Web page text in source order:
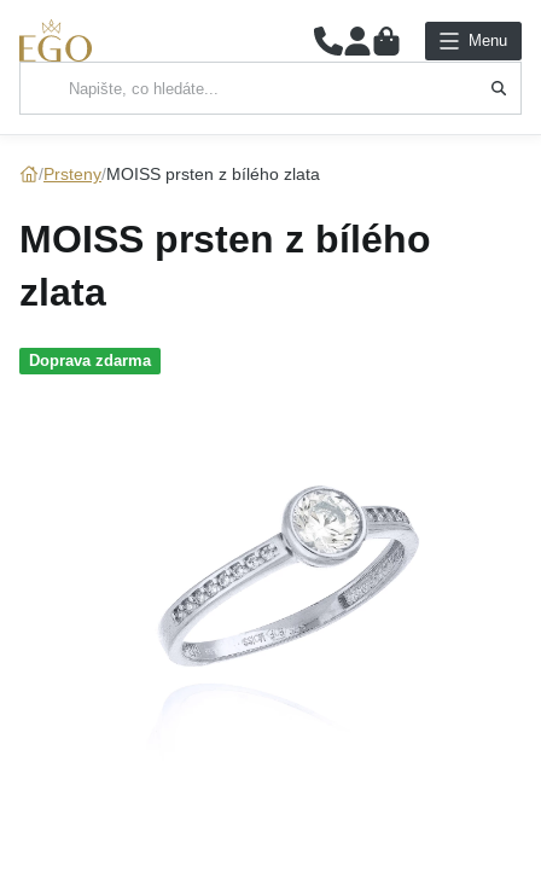
0 Menu
Hlavní kategorie
Prsteny MOISS prsten z bílého zlata
MOISS prsten z bílého
zlata
Doprava zdarma